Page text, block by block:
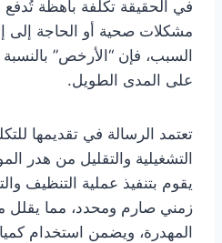
في الحقيقة تكلفة باهظة
مشكلات صحية أو الحاجة إلى
السبب، فإن “الأرخص” بالنسبة
على المدى الطويل.
تعتمد الرسالة في تقديمها
التشغيلية والتقليل من هدر
يقوم بتنفيذ عملية التنظيف
زمني صارم ومحدد، مما
المهدرة، ويضمن استخدام